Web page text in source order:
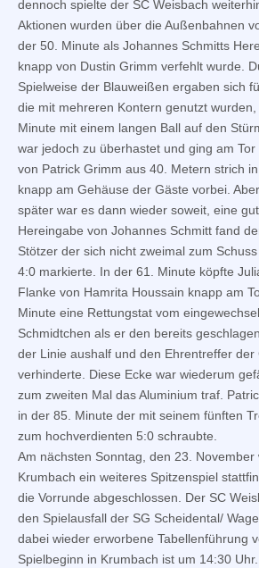
dennoch spielte der SC Weisbach
Aktionen wurden über die Außenbahnen
der 50. Minute als Johannes Schmitts
knapp von Dustin Grimm verfehlt wurde.
Spielweise der Blauweißen ergaben sich
die mit mehreren Kontern genutzt
Minute mit einem langen Ball auf den
war jedoch zu überhastet und ging am
von Patrick Grimm aus 40. Metern strich
knapp am Gehäuse der Gäste vorbei.
später war es dann wieder soweit, eine
Hereingabe von Johannes Schmitt fand
Stötzer der sich nicht zweimal zum
4:0 markierte. In der 61. Minute köpfte
Flanke von Hamrita Houssain knapp am
Minute eine Rettungstat vom
Schmidtchen als er den bereits
der Linie aushalf und den Ehrentreffer der
verhinderte. Diese Ecke war wiederum
zum zweiten Mal das Aluminium traf.
in der 85. Minute der mit seinem fünften
zum hochverdienten 5:0 schraubte.
Am nächsten Sonntag, den 23. November
Krumbach ein weiteres Spitzenspiel
die Vorrunde abgeschlossen. Der SC
den Spielausfall der SG Scheidental/
dabei wieder erworbene Tabellenführung
Spielbeginn in Krumbach ist um 14:30 Uhr.